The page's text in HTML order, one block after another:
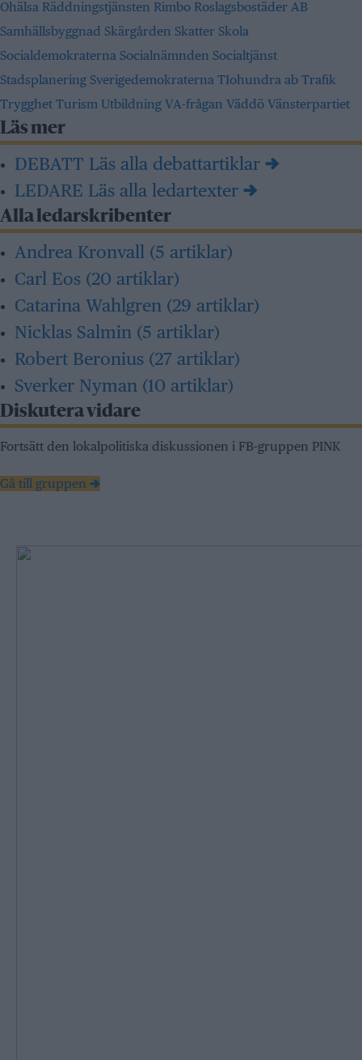
Ohälsa Räddningstjänsten Rimbo Roslagsbostäder AB
Samhällsbyggnad Skärgården Skatter Skola
Socialdemokraterna Socialnämnden Socialtjänst
Stadsplanering Sverigedemokraterna TIohundra ab Trafik
Trygghet Turism Utbildning VA-frågan Väddö Vänsterpartiet
Läs mer
DEBATT Läs alla debattartiklar →
LEDARE Läs alla ledartexter →
Alla ledarskribenter
Andrea Kronvall (5 artiklar)
Carl Eos (20 artiklar)
Catarina Wahlgren (29 artiklar)
Nicklas Salmin (5 artiklar)
Robert Beronius (27 artiklar)
Sverker Nyman (10 artiklar)
Diskutera vidare
Fortsätt den lokalpolitiska diskussionen i FB-gruppen PINK
Gå till gruppen →